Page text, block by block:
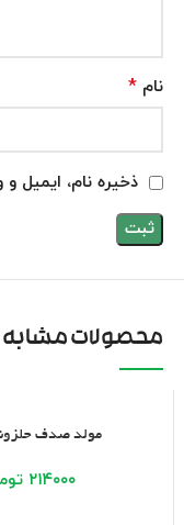
نام *
ذخیره نام، ایمیل
محصولات مشابه
افزودن به سبد خرید
مولد صدف حلزونی
۲۱۴۰۰۰